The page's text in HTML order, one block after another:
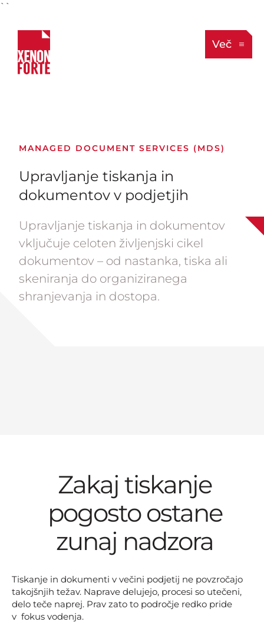
``
Več
MANAGED DOCUMENT SERVICES (MDS)
Upravljanje tiskanja in
dokumentov v podjetjih
Upravljanje tiskanja in dokumentov
vključuje celoten življenjski cikel
dokumentov – od nastanka, tiska ali
skeniranja do organiziranega
shranjevanja in dostopa.
Zakaj tiskanje
pogosto ostane
zunaj nadzora
Tiskanje in dokumenti v večini podjetij ne povzročajo
takojšnjih težav. Naprave delujejo, procesi so utečeni,
delo teče naprej. Prav zato to področje redko pride
v fokus vodenja.